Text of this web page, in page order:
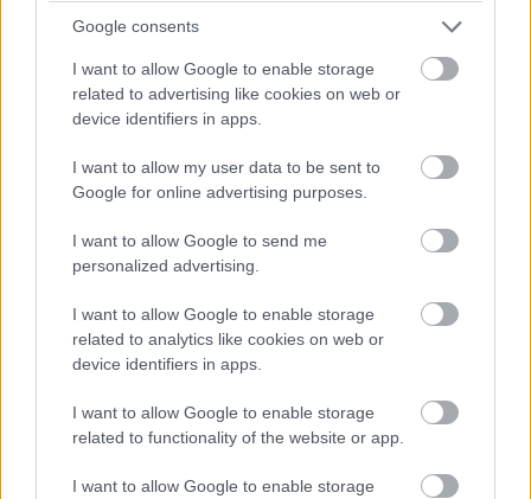
Google consents
I want to allow Google to enable storage
related to advertising like cookies on web or
device identifiers in apps.
I want to allow my user data to be sent to
Google for online advertising purposes.
I want to allow Google to send me
personalized advertising.
I want to allow Google to enable storage
related to analytics like cookies on web or
device identifiers in apps.
I want to allow Google to enable storage
related to functionality of the website or app.
I want to allow Google to enable storage